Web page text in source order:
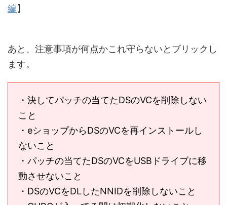
編】
あと、注意事項が何点かこれ守らないとブリックし
ます。
・決してパッチの当てたDSのVCを削除しない
こと
・eショップからDSのVCを再インストールし
ないこと
・パッチの当てたDSのVCをUSBドライブに移
動させないこと
・DSのVCをDLしたNNIDを削除しないこと